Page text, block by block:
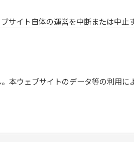
イト自体の運営を中断または中止
本ウェブサイトのデータ等の利用に